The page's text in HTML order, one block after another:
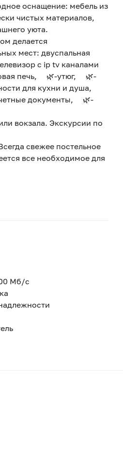
оснащение: мебель из
чистых материалов,
уюта.
делается
мест: двуспальная
с ip tv каналами
печь, 🌿-утюг, 🌿-
для кухни и душа,
документы, 🌿-
вокзала. Экскурсии по
свежее постельное
все необходимое для
Мб/с